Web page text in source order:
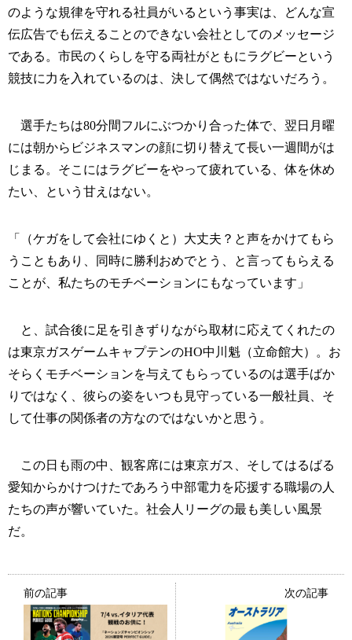
のような規律を守れる社員がいるという事実は、どんな宣
伝広告でも伝えることのできない会社としてのメッセージ
である。市民のくらしを守る両社がともにラグビーという
競技に力を入れているのは、決して偶然ではないだろう。
選手たちは80分間フルにぶつかり合った体で、翌日月曜
には朝からビジネスマンの顔に切り替えて長い一週間がは
じまる。そこにはラグビーをやって疲れている、体を休め
たい、という甘えはない。
「（ケガをして会社にゆくと）大丈夫？と声をかけてもら
うこともあり、同時に勝利おめでとう、と言ってもらえる
ことが、私たちのモチベーションにもなっています」
と、試合後に足を引きずりながら取材に応えてくれたの
は東京ガスゲームキャプテンのHO中川魁（立命館大）。お
そらくモチベーションを与えてもらっているのは選手ばか
りではなく、彼らの姿をいつも見守っている一般社員、そ
して仕事の関係者の方なのではないかと思う。
この日も雨の中、観客席には東京ガス、そしてはるばる
愛知からかけつけたであろう中部電力を応援する職場の人
たちの声が響いていた。社会人リーグの最も美しい風景
だ。
前の記事 次の記事